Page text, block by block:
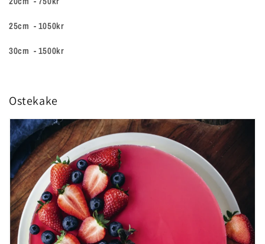
25cm - 1050kr
30cm - 1500kr
Ostekake